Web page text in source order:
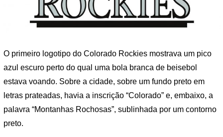
O primeiro logotipo do Colorado Rockies mostrava um pico
azul escuro perto do qual uma bola branca de beisebol
estava voando. Sobre a cidade, sobre um fundo preto em
letras prateadas, havia a inscrição “Colorado” e, embaixo, a
palavra “Montanhas Rochosas”, sublinhada por um contorno
preto.